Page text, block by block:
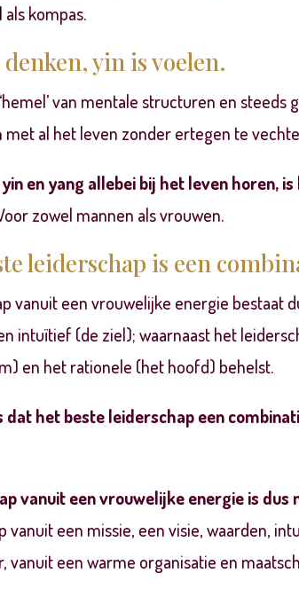
kompas.
denken, yin is voelen.
van mentale structuren en steeds
met al het leven zonder ertegen te
en yang allebei bij het leven horen,
zowel mannen als vrouwen.
leiderschap is een
vanuit een vrouwelijke energie bestaat
intuïtief (de ziel); waarnaast het
en hetrationele (het hoofd) behelst.
dathet beste leiderschap een
vanuit een vrouwelijke energie is
vanuit een missie, een visie, waarden,
vanuit een warme organisatie en